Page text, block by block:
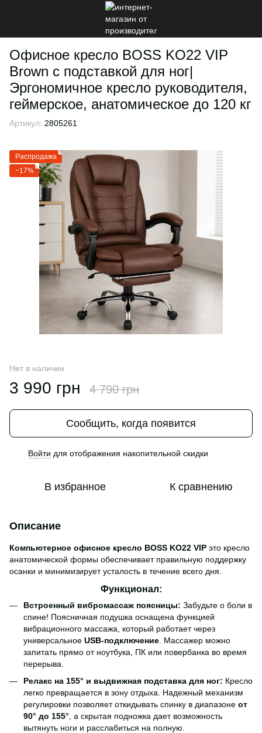
Офисное кресло BOSS KO22 VIP
Brown с подставкой для ног|
Эргономичное кресло руководителя,
геймерское, анатомическое до 120 кг
Артикул: 2805261
Распродажа
−17%
Нет в наличии
3 990 грн 4 790 грн
Сообщить, когда появится
Войти для отображения накопительной скидки
В избранное К сравнению
Описание
Компьютерное офисное кресло BOSS KO22 VIP это кресло
анатомической формы обеспечивает правильную поддержку
осанки и минимизирует усталость в течение всего дня.
Функционал:
Встроенный вибромассаж поясницы: Забудьте о боли в
спине! Поясничная подушка оснащена функцией
вибрационного массажа, который работает через
универсальное USB-подключение. Массажер можно
запитать прямо от ноутбука, ПК или повербанка во время
перерыва.
Релакс на 155° и выдвижная подставка для ног: Кресло
легко превращается в зону отдыха. Надежный механизм
регулировки позволяет откидывать спинку в диапазоне от
90° до 155° , а скрытая подножка дает возможность
вытянуть ноги и расслабиться на полную.